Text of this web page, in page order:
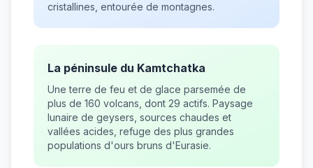
cristallines, entourée de montagnes.
La péninsule du Kamtchatka
Une terre de feu et de glace parsemée de
plus de 160 volcans, dont 29 actifs. Paysage
lunaire de geysers, sources chaudes et
vallées acides, refuge des plus grandes
populations d'ours bruns d'Eurasie.